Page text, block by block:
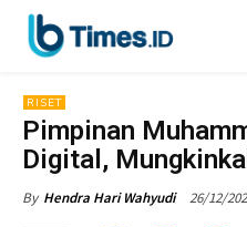
RISET
Pimpinan
Digital,
By Hendra Hari Wahyudi 26/12/